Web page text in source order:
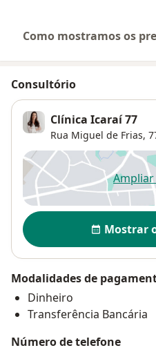
Como mostramos os
Consultório
Clínica Icaraí 77
Rua Miguel de Frias,
Disponibilidade
Mostrar
Modalidades de
Dinheiro
Transferência Bancária
Número de telefone